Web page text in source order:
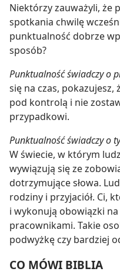
Niektórzy zauważyli, że
spotkania chwilę
punktualność dobrze
sposób?
Punktualność świadczy o
się na czas, pokazujesz,
pod kontrolą i nie
przypadkowi.
Punktualność świadczy o
W świecie, w którym
wywiązują się ze
dotrzymujące słowa.
rodziny i przyjaciół. Ci,
i wykonują obowiązki
pracownikami. Takie
podwyżkę czy bardziej
CO MÓWI BIBLIA